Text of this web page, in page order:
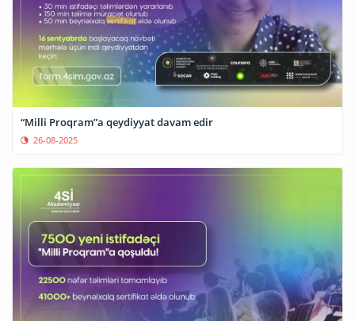
“Milli Proqram”a qeydiyyat davam edir
26-08-2025